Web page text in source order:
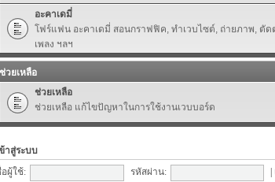
อะคาเดมี่
โฟร์แฟน อะคาเดมี่ สอนกราฟฟิค, ทำเวบไซต์, ถ่ายภาพ, ตัด
เพลง ฯลฯ
ช่วยเหลือ
ช่วยเหลือ
ช่วยเหลือ แก้ไขปัญหาในการใช้งานเวบบอร์ด
าสู่ระบบ
ผู้ใช้:
รหัสผ่าน: